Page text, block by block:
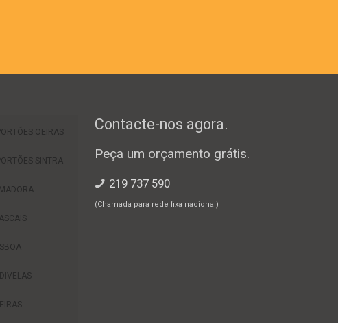
OEIRAS
SINTRA
Contacte-nos agora.
Peça um orçamento grátis.
219 737 590
(Chamada para rede fixa nacional)